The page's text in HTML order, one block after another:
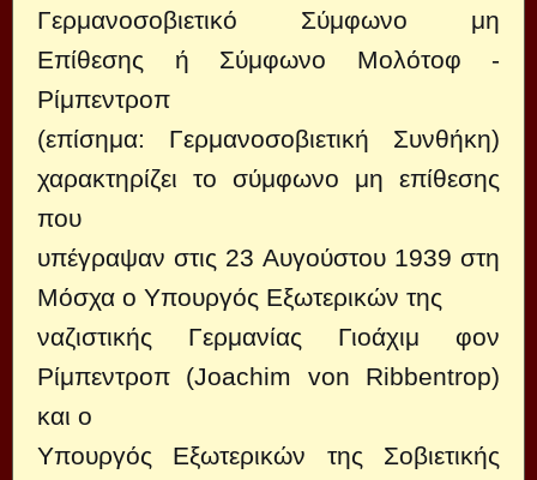
Γερμανοσοβιετικό Σύμφωνο μη
Επίθεσης ή Σύμφωνο Μολότοφ -
Ρίμπεντροπ
(επίσημα: Γερμανοσοβιετική Συνθήκη)
χαρακτηρίζει το σύμφωνο μη επίθεσης
που
υπέγραψαν στις 23 Αυγούστου 1939 στη
Μόσχα ο Υπουργός Εξωτερικών της
ναζιστικής Γερμανίας Γιοάχιμ φον
Ρίμπεντροπ (Joachim von Ribbentrop)
και ο
Υπουργός Εξωτερικών της Σοβιετικής